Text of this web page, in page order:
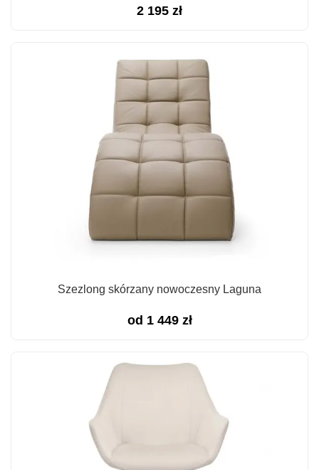
2 195 zł
Szezlong skórzany nowoczesny Laguna
od 1 449 zł